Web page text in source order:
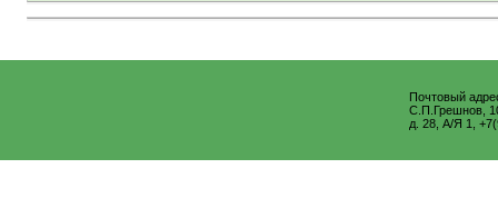
Почтовый
С.П.Грешнов,
д. 28, А/Я 1,